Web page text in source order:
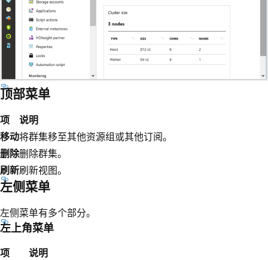
顶部菜单
项
说明
移动将群集移至其他资源组或其他订阅。
删除删除群集。
刷新刷新视图。
左侧菜单
左侧菜单有多个部分。
左上角菜单
项
说明